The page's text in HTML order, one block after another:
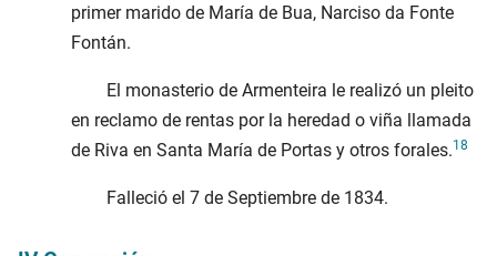
primer marido de María de Bua, Narciso da Fonte
Fontán.
El monasterio de Armenteira le realizó un pleito
en reclamo de rentas por la heredad o viña llamada
de Riva en Santa María de Portas y otros forales.18
Falleció el 7 de Septiembre de 1834.